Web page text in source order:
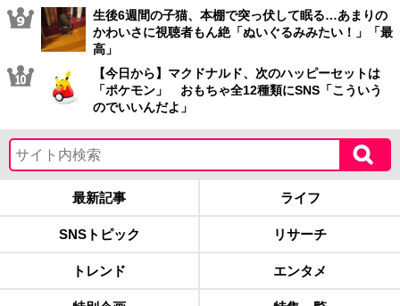
生後6週間の子猫、本棚で突っ伏して眠る…あまりの
かわいさに視聴者もん絶「ぬいぐるみみたい！」「最
高」
【今日から】マクドナルド、次のハッピーセットは
「ポケモン」 おもちゃ全12種類にSNS「こういう
のでいいんだよ」
最新記事 ライフ
SNSトピック リサーチ
トレンド エンタメ